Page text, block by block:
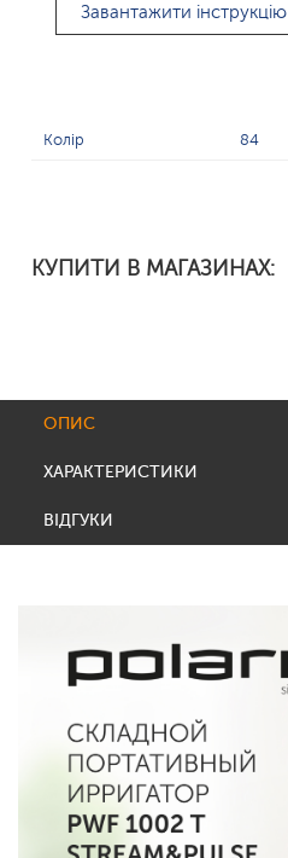
Завантажити інструкцію
Колір 84
КУПИТИ В МАГАЗИНАХ:
ОПИС
ХАРАКТЕРИСТИКИ
ВІДГУКИ